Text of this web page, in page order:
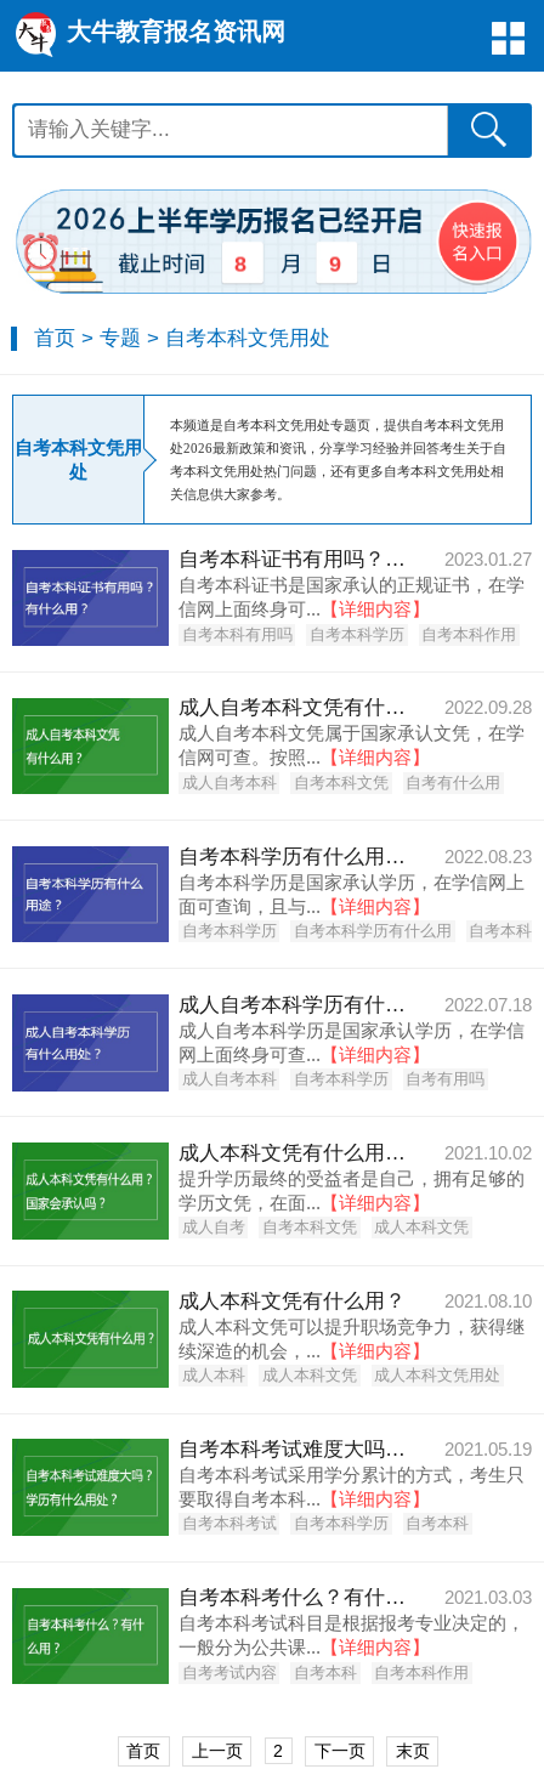
大牛教育报名资讯网
8 9
首页 >专题 > 自考本科文凭用处
自考本科文凭用
处
本频道是自考本科文凭用处专题页，提供自考本科文凭用
处2026最新政策和资讯，分享学习经验并回答考生关于自
考本科文凭用处热门问题，还有更多自考本科文凭用处相
关信息供大家参考。
自考本科证书有用吗？有什么用？
2023.01.27
自考本科证书是国家承认的正规证书，在学
信网上面终身可... 【详细内容】
自考本科有用吗 自考本科学历 自考本科作用
成人自考本科文凭有什么用？
2022.09.28
成人自考本科文凭属于国家承认文凭，在学
信网可查。按照... 【详细内容】
成人自考本科 自考本科文凭 自考有什么用
自考本科学历有什么用途？
2022.08.23
自考本科学历是国家承认学历，在学信网上
面可查询，且与... 【详细内容】
自考本科学历 自考本科学历有什么用 自考本科
成人自考本科学历有什么用处？
2022.07.18
成人自考本科学历是国家承认学历，在学信
网上面终身可查... 【详细内容】
成人自考本科 自考本科学历 自考有用吗
成人本科文凭有什么用？国家会承认吗？
2021.10.02
提升学历最终的受益者是自己，拥有足够的
学历文凭，在面... 【详细内容】
成人自考 自考本科文凭 成人本科文凭
成人本科文凭有什么用？
2021.08.10
成人本科文凭可以提升职场竞争力，获得继
续深造的机会，... 【详细内容】
成人本科 成人本科文凭 成人本科文凭用处
自考本科考试难度大吗？学历有什么用处？
2021.05.19
自考本科考试采用学分累计的方式，考生只
要取得自考本科... 【详细内容】
自考本科考试 自考本科学历 自考本科
自考本科考什么？有什么用？
2021.03.03
自考本科考试科目是根据报考专业决定的，
一般分为公共课... 【详细内容】
自考考试内容 自考本科 自考本科作用
首页 上一页 2 下一页 末页